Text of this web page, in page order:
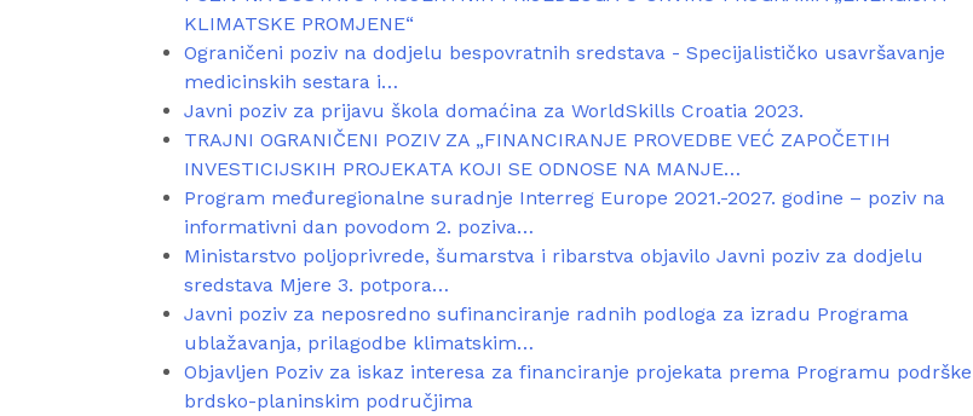
KLIMATSKE PROMJENE“
Ograničeni poziv na dodjelu bespovratnih sredstava - Specijalističko usavršavanje
medicinskih sestara i…
Javni poziv za prijavu škola domaćina za WorldSkills Croatia 2023.
TRAJNI OGRANIČENI POZIV ZA „FINANCIRANJE PROVEDBE VEĆ ZAPOČETIH
INVESTICIJSKIH PROJEKATA KOJI SE ODNOSE NA MANJE…
Program međuregionalne suradnje Interreg Europe 2021.-2027. godine – poziv na
informativni dan povodom 2. poziva…
Ministarstvo poljoprivrede, šumarstva i ribarstva objavilo Javni poziv za dodjelu
sredstava Mjere 3. potpora…
Javni poziv za neposredno sufinanciranje radnih podloga za izradu Programa
ublažavanja, prilagodbe klimatskim…
Objavljen Poziv za iskaz interesa za financiranje projekata prema Programu podrške
brdsko-planinskim područjima